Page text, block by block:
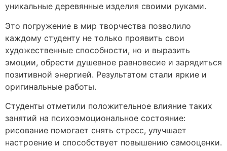
уникальные деревянные изделия своими руками.
Это погружение в мир творчества позволило
каждому студенту не только проявить свои
художественные способности, но и выразить
эмоции, обрести душевное равновесие и зарядиться
позитивной энергией. Результатом стали яркие и
оригинальные работы.
Студенты отметили положительное влияние таких
занятий на психоэмоциональное состояние:
рисование помогает снять стресс, улучшает
настроение и способствует повышению самооценки.